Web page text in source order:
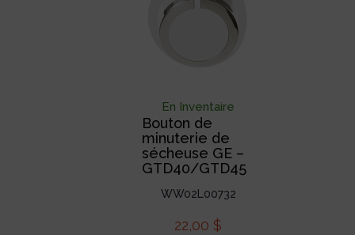
En Inventaire
Bouton de
minuterie de
sécheuse GE –
GTD40/GTD45
WW02L00732
22,00 $